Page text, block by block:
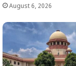
August 6, 2026